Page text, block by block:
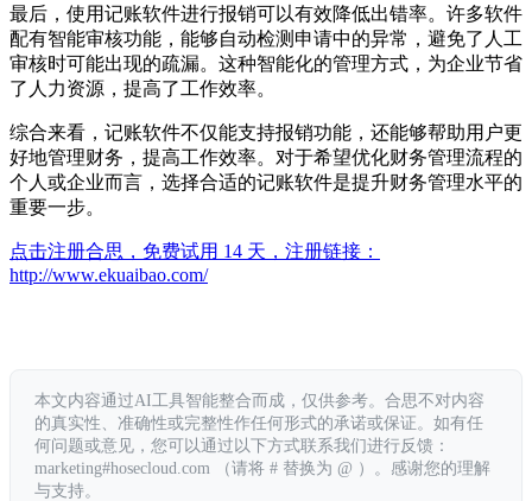
最后，使用记账软件进行报销可以有效降低出错率。许多软件
配有智能审核功能，能够自动检测申请中的异常，避免了人工
审核时可能出现的疏漏。这种智能化的管理方式，为企业节省
了人力资源，提高了工作效率。
综合来看，记账软件不仅能支持报销功能，还能够帮助用户更
好地管理财务，提高工作效率。对于希望优化财务管理流程的
个人或企业而言，选择合适的记账软件是提升财务管理水平的
重要一步。
点击注册合思，免费试用 14 天，注册链接：
http://www.ekuaibao.com/
本文内容通过AI工具智能整合而成，仅供参考。合思不对内容
的真实性、准确性或完整性作任何形式的承诺或保证。如有任
何问题或意见，您可以通过以下方式联系我们进行反馈：
marketing#hosecloud.com （请将 # 替换为 @ ）。感谢您的理解
与支持。